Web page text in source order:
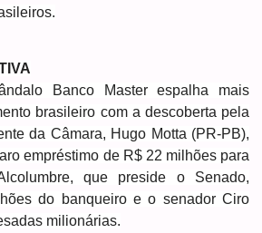
Banco Master espalha mais
brasileiro com a descoberta pela
da Câmara, Hugo Motta (PR-PB),
empréstimo de R$ 22 milhões para
que preside o Senado,
do banqueiro e o senador Ciro
milionárias.